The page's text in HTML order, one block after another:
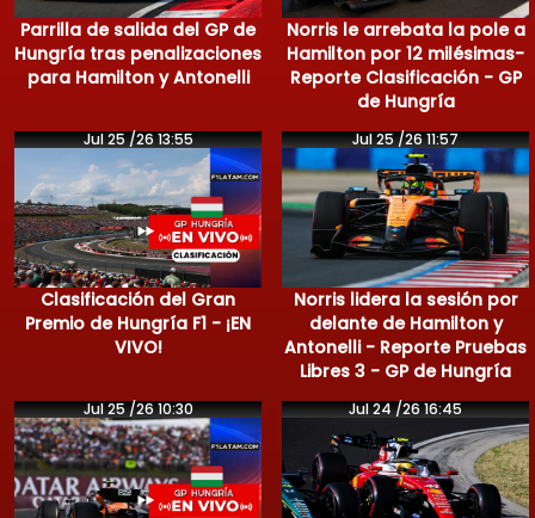
Parrilla de salida del GP de
Hungría tras penalizaciones
para Hamilton y Antonelli
Norris le arrebata la pole a
Hamilton por 12 milésimas-
Reporte Clasificación - GP
de Hungría
Jul 25 /26 13:55
Clasificación del Gran
Premio de Hungría F1 - ¡EN
VIVO!
Jul 25 /26 11:57
Norris lidera la sesión por
delante de Hamilton y
Antonelli - Reporte Pruebas
Libres 3 - GP de Hungría
Jul 25 /26 10:30 Jul 24 /26 16:45